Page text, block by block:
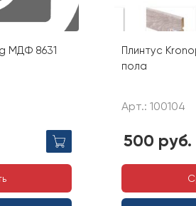
МДФ 8631
Плинтус
пола
Арт.: 100104
500 руб.